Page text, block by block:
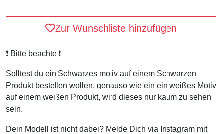
Zur Wunschliste hinzufügen
❗️ Bitte beachte ❗️
Solltest du ein Schwarzes motiv auf einem Schwarzen
Produkt bestellen wollen, genauso wie ein ein weißes Motiv
auf einem weißen Produkt, wird dieses nur kaum zu sehen
sein.
Dein Modell ist nicht dabei? Melde Dich via Instagram mit